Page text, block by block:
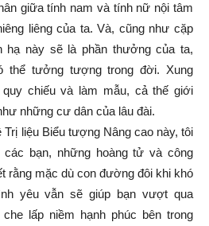
giữa tính nam và tính nữ nội tâm
liêng của ta. Và, cũng như cặp
hạ này sẽ là phần thưởng của ta,
tưởng tượng trong đời. Xung
chiếu và làm mẫu, cả thế giới
những cư dân của lâu đài.
liệu Biểu tượng Nâng cao này, tôi
bạn, những hoàng tử và công
rằng mặc dù con đường đôi khi khó
yêu vẫn sẽ giúp bạn vượt qua
lấp niềm hạnh phúc bên trong